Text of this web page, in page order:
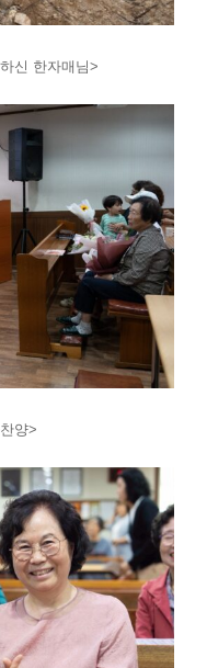
신 한자매님>
양>